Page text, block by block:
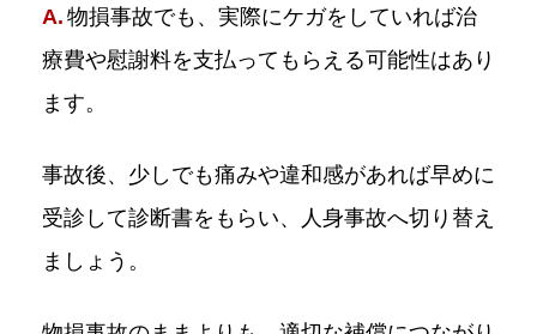
物損事故でも、実際にケガをしていれば治
療費や慰謝料を支払ってもらえる可能性はあり
ます。
事故後、少しでも痛みや違和感があれば早めに
受診して診断書をもらい、人身事故へ切り替え
ましょう。